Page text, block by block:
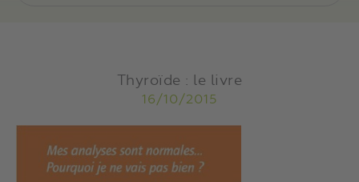
Thyroïde : le livre
16/10/2015